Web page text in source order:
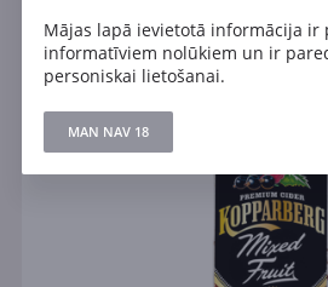
Mājas lapā ievietotā informācija ir
informatīviem nolūkiem un ir
personiskai lietošanai.
MAN NAV 18